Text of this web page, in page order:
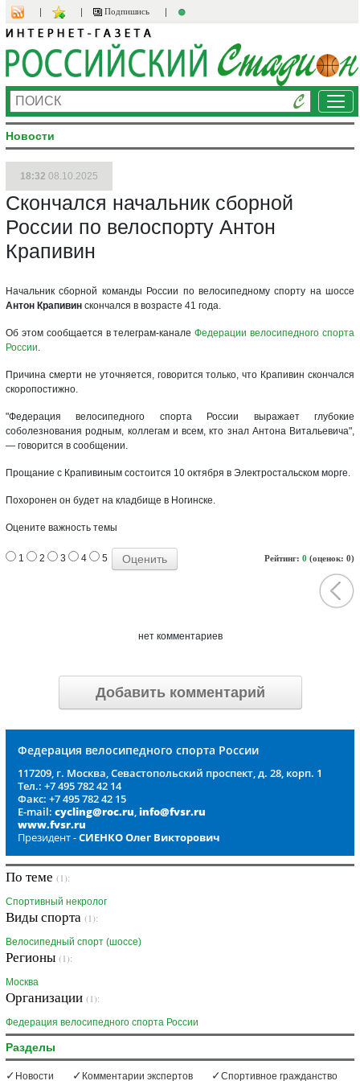
Подпишись
Новости
18:32 08.10.2025
Скончался начальник сборной
России по велоспорту Антон
Крапивин
Начальник сборной команды России по велосипедному спорту на шоссе
Антон Крапивин скончался в возрасте 41 года.
Об этом сообщается в телеграм-каналеФедерации велосипедного спорта
России.
Причина смерти не уточняется, говорится только, что Крапивин скончался
скоропостижно.
"Федерация велосипедного спорта России выражает глубокие
соболезнования родным, коллегам и всем, кто знал Антона Витальевича",
— говорится в сообщении.
Прощание с Крапивиным состоится 10 октября в Электростальском морге.
Похоронен он будет на кладбище в Ногинске.
Оцените важность темы
Рейтинг: 0 (оценок: 0)
1 2 3 4 5
нет комментариев
Добавить комментарий
Федерация велосипедного спорта России
117209, г. Москва, Севастопольский проспект, д. 28, корп. 1
Тел.: +7 495 782 42 14
Факс: +7 495 782 42 15
E-mail: cycling@roc.ru,info@fvsr.ru
www.fvsr.ru
Президент -СИЕНКО Олег Викторович
По теме (1):
Спортивный некролог
Виды спорта (1):
Велосипедный спорт (шоссе)
Регионы (1):
Москва
Организации (1):
Федерация велосипедного спорта России
Разделы
Новости Комментарии экспертов Спортивное гражданство